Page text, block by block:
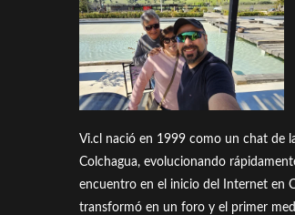
Vi.cl nació en 1999 como un chat de
Colchagua, evolucionando
encuentro en el inicio del Internet en
transformó en un foro y el primer